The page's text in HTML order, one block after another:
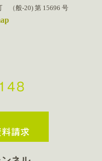
（般-20) 第 15696 号